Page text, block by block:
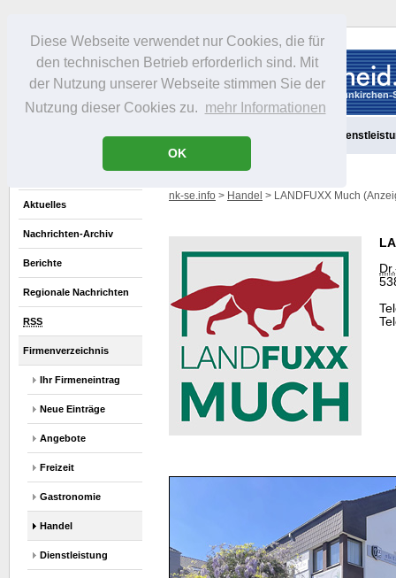
Diese Webseite verwendet nur Cookies, die für
den technischen Betrieb erforderlich sind. Mit
der Nutzung unserer Webseite stimmen Sie der
Nutzung dieser Cookies zu. mehr Informationen
OK
Portrait Freizeit Gastronomie
Aktuelles
Nachrichten-Archiv
Berichte
Regionale Nachrichten
RSS
Firmenverzeichnis
Ihr Firmeneintrag
Neue Einträge
Angebote
Freizeit
Gastronomie
Handel
Dienstleistung
nk-se.info > Handel > LANDFUXX Much
Dr.